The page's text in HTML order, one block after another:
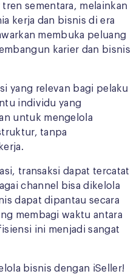
sementara, melainkan
kerja dan bisnis di era
membuka peluang
karier dan bisnis
yang relevan bagi pelaku
individu yang
untuk mengelola
tanpa
transaksi dapat tercatat
channel bisa dikelola
dapat dipantau secara
membagi waktu antara
ini menjadi sangat
bisnis dengan iSeller!